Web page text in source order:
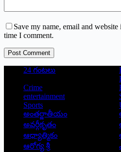
Save my name, email and
time I comment.
Post Comment
24 గంటలు
Crime
entertainment
Sports
అంతర్జాతీయం
అవర్గీకృతం
ఆధ్యాత్మికం
ఆరోగ్య శ్రీ